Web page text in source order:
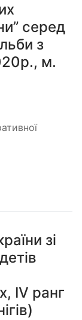
серед
з
м.
зі
ІV ранг